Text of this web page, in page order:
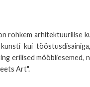
rohkem arhitektuurilise
kui
erilised mööbliesemed,
Art".